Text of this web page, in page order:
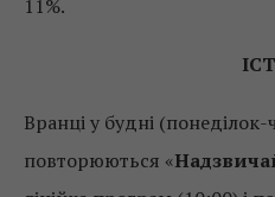
11%.
Вранці у будні
повторюються «